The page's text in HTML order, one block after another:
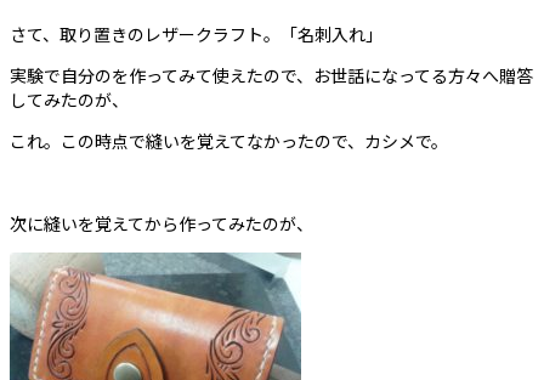
さて、取り置きのレザークラフト。「名刺入れ」
実験で自分のを作ってみて使えたので、お世話になってる方々へ贈答
してみたのが、
これ。この時点で縫いを覚えてなかったので、カシメで。
次に縫いを覚えてから作ってみたのが、